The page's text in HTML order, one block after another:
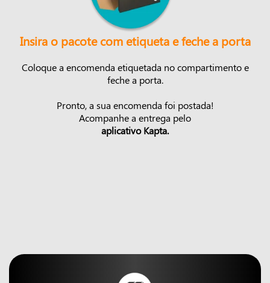
Insira o pacote com etiqueta e feche a porta
Coloque a encomenda etiquetada no compartimento e
feche a porta.
Pronto, a sua encomenda foi postada!
Acompanhe a entrega pelo
aplicativo Kapta.